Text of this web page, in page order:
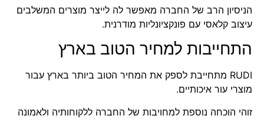
הניסיון הרב של החברה מאפשר לה לייצר מוצרים המשלבים
עיצוב קלאסי עם פונקציונליות מודרנית.
התחייבות למחיר הטוב בארץ
RUDI מתחייבת לספק את המחיר הטוב ביותר בארץ עבור
מוצרי עור איכותיים.
זוהי הוכחה נוספת למחויבות של החברה ללקוחותיה ולאמונה